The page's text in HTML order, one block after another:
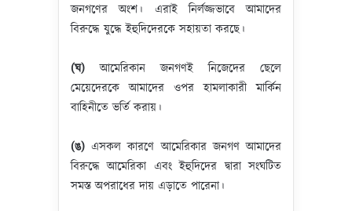
জনগণের অংশ। এরাই নির্লজ্জভাবে আমাদের
বিরুদ্ধে যুদ্ধে ইহুদিদেরকে সহায়তা করছে।
(ঘ) আমেরিকান জনগণই নিজেদের ছেলে
মেয়েদেরকে আমাদের ওপর হামলাকারী মার্কিন
বাহিনীতে ভর্তি করায়।
(ঙ) এসকল কারণে আমেরিকার জনগণ আমাদের
বিরুদ্ধে আমেরিকা এবং ইহুদিদের দ্বারা সংঘটিত
সমস্ত অপরাধের দায় এড়াতে পারেনা।